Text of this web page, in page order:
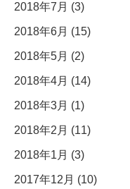
2018年7月 (3)
2018年6月 (15)
2018年5月 (2)
2018年4月 (14)
2018年3月 (1)
2018年2月 (11)
2018年1月 (3)
2017年12月 (10)